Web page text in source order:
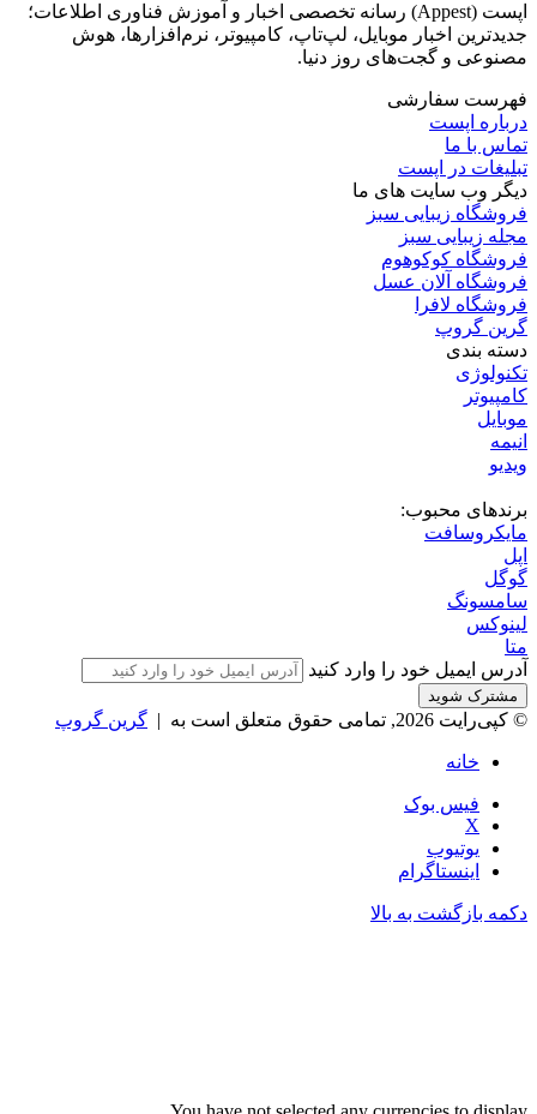
اپست (Appest) رسانه تخصصی اخبار و آموزش فناوری اطلاعات؛
جدیدترین اخبار موبایل، لپ‌تاپ، کامپیوتر، نرم‌افزارها، هوش
مصنوعی و گجت‌های روز دنیا.
فهرست سفارشی
درباره اپست
تماس با ما
تبلیغات در اپست
دیگر وب سایت های ما
فروشگاه زیبایی سبز
مجله زیبایی سبز
فروشگاه کوکوهوم
فروشگاه آلان عسل
فروشگاه لافرا
گرین گروپ
دسته بندی
تکنولوژی
کامپیوتر
موبایل
انیمه
ویدیو
برندهای محبوب:
مایکروسافت
اپل
گوگل
سامسونگ
لینوکس
متا
آدرس ایمیل خود را وارد کنید
© کپی‌رایت 2026, تمامی حقوق متعلق است به | گرین گروپ
خانه
فیس بوک
X
یوتیوب
اینستاگرام
دکمه بازگشت به بالا